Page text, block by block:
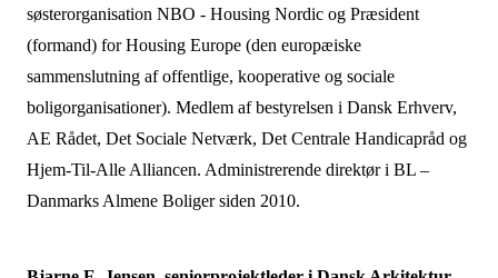
søsterorganisation NBO - Housing Nordic og Præsident
(formand) for Housing Europe (den europæiske
sammenslutning af offentlige, kooperative og sociale
boligorganisationer). Medlem af bestyrelsen i Dansk Erhverv,
AE Rådet, Det Sociale Netværk, Det Centrale Handicapråd og
Hjem-Til-Alle Alliancen. Administrerende direktør i BL –
Danmarks Almene Boliger siden 2010.